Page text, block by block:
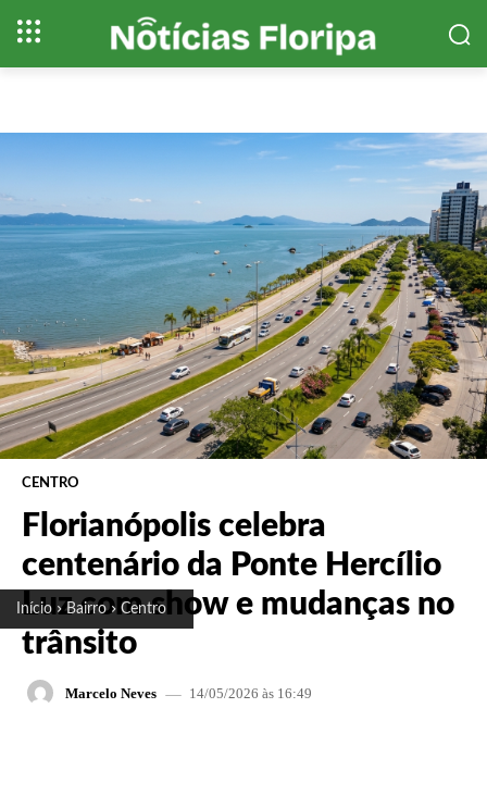
Início Bairro Centro
CENTRO
Florianópolis celebra
centenário da Ponte Hercílio
Luz com show e mudanças no
trânsito
Marcelo Neves 14/05/2026 às 16:49